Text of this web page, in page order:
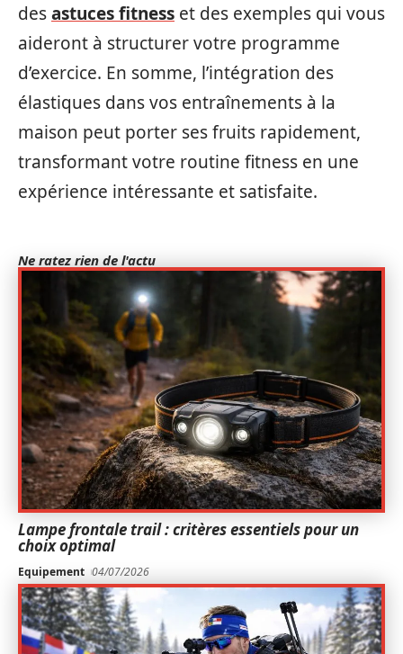
desastuces fitness et des exemples qui vous
aideront à structurer votre programme
d’exercice. En somme, l’intégration des
élastiques dans vos entraînements à la
maison peut porter ses fruits rapidement,
transformant votre routine fitness en une
expérience intéressante et satisfaite.
Ne ratez rien de l'actu
Lampe frontale trail : critères essentiels pour un
choix optimal
Equipement 04/07/2026